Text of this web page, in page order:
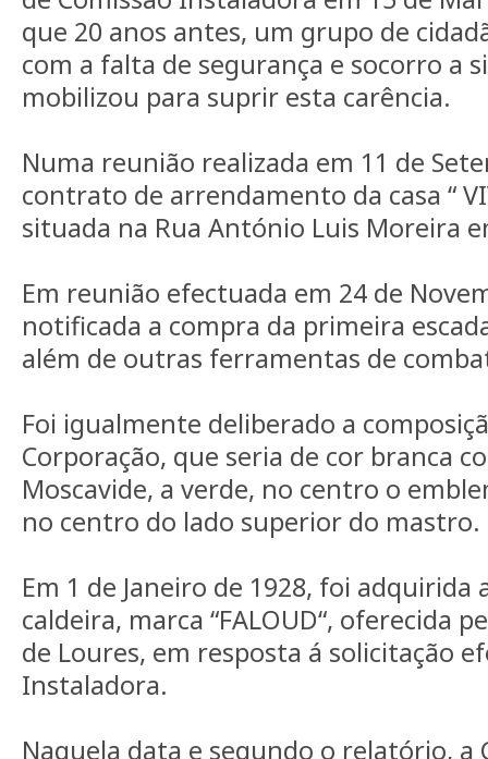
que 20 anos antes, um grupo de
com a falta de segurança e socorro a
mobilizou para suprir esta carência.
Numa reunião realizada em 11 de
contrato de arrendamento da casa “
situada na Rua António Luis Moreira
Em reunião efectuada em 24 de
notificada a compra da primeira escada
além de outras ferramentas de
Foi igualmente deliberado a
Corporação, que seria de cor branca
Moscavide, a verde, no centro o
no centro do lado superior do mastro.
Em 1 de Janeiro de 1928, foi
caldeira, marca “FALOUD“, oferecida
de Loures, em resposta á solicitação
Instaladora.
Naquela data e segundo o relatório, a